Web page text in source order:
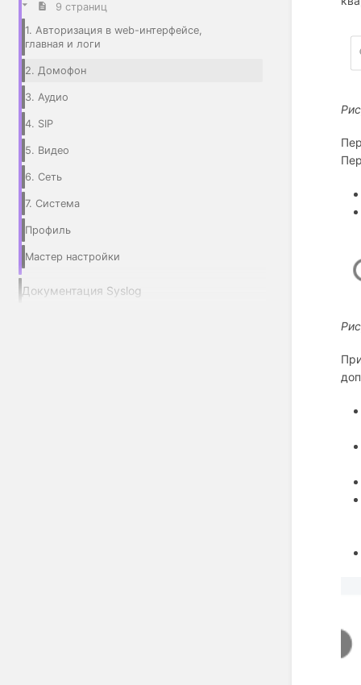
9 страниц
1. Авторизация в web-интерфейсе,
главная и логи
2. Домофон
3. Аудио
4. SIP
5. Видео
6. Сеть
7. Система
Профиль
Мастер настройки
Документация Syslog